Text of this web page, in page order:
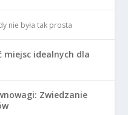
nie była tak prosta
miejsc idealnych dla
Zwiedzanie